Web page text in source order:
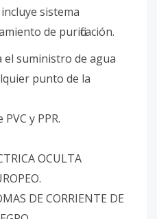
sistema
de purificación.
el suministro de agua
punto de la
y PPR.
OCULTA
DE CORRIENTE DE